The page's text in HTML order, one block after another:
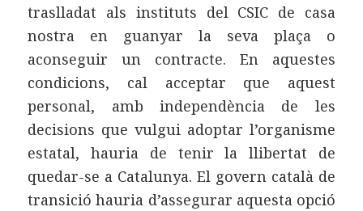
traslladat als instituts del CSIC de casa
nostra en guanyar la seva plaça o
aconseguir un contracte. En aquestes
condicions, cal acceptar que aquest
personal, amb independència de les
decisions que vulgui adoptar l’organisme
estatal, hauria de tenir la llibertat de
quedar-se a Catalunya. El govern català de
transició hauria d’assegurar aquesta opció